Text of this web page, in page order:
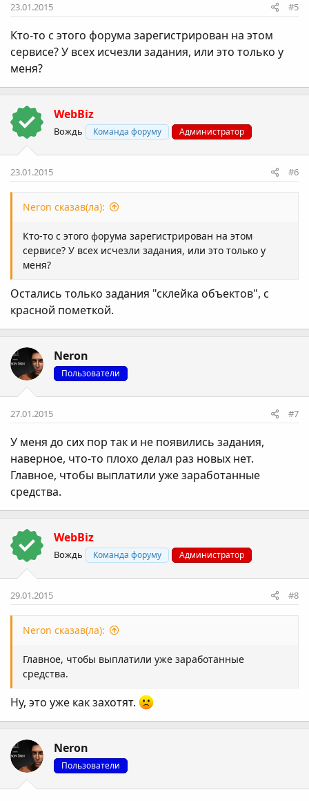
23.01.2015 #5
Кто-то с этого форума зарегистрирован на этом
сервисе? У всех исчезли задания, или это только у
меня?
WebBiz
Вождь Команда форуму Администратор
23.01.2015 #6
Neron сказав(ла):
Кто-то с этого форума зарегистрирован на этом
сервисе? У всех исчезли задания, или это только у
меня?
Остались только задания "склейка объектов", с
красной пометкой.
Neron
Пользователи
27.01.2015 #7
У меня до сих пор так и не появились задания,
наверное, что-то плохо делал раз новых нет.
Главное, чтобы выплатили уже заработанные
средства.
WebBiz
Вождь Команда форуму Администратор
29.01.2015 #8
Neron сказав(ла):
Главное, чтобы выплатили уже заработанные
средства.
Ну, это уже как захотят.
Neron
Пользователи